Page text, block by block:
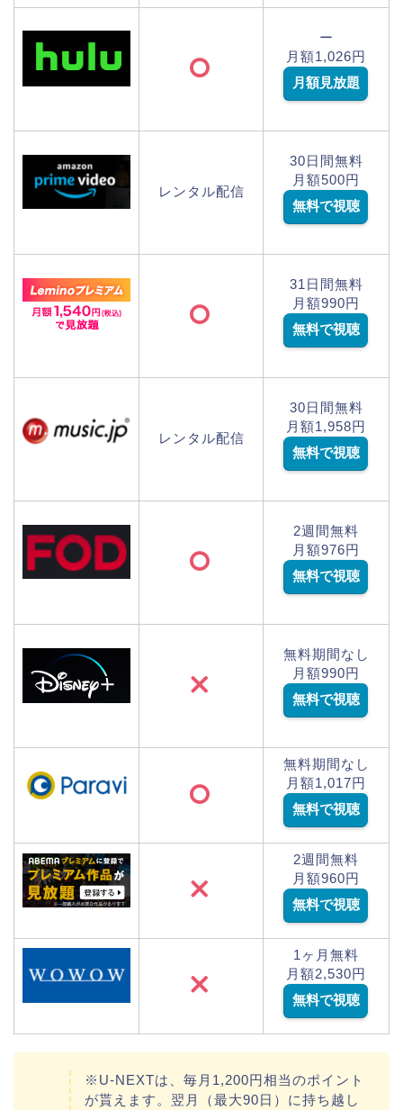
ー
月額1,026円
月額見放題
レンタル配信
30日間無料
月額500円
無料で視聴
31日間無料
月額990円
無料で視聴
レンタル配信
30日間無料
月額1,958円
無料で視聴
2週間無料
月額976円
無料で視聴
無料期間なし
月額990円
無料で視聴
無料期間なし
月額1,017円
無料で視聴
2週間無料
月額960円
無料で視聴
1ヶ月無料
月額2,530円
無料で視聴
※U-NEXTは、毎月1,200円相当のポイント
が貰えます。翌月（最大90日）に持ち越し